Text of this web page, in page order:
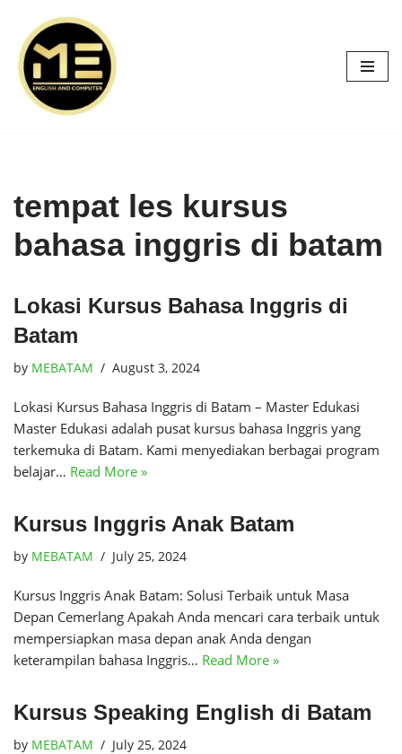
Skip
to
content
tempat les kursus
bahasa inggris di batam
Lokasi Kursus Bahasa Inggris di
Batam
by MEBATAM August 3, 2024
Lokasi Kursus Bahasa Inggris di Batam – Master Edukasi
Master Edukasi adalah pusat kursus bahasa Inggris yang
terkemuka di Batam. Kami menyediakan berbagai program
belajar… Read More »
Kursus Inggris Anak Batam
by MEBATAM July 25, 2024
Kursus Inggris Anak Batam: Solusi Terbaik untuk Masa
Depan Cemerlang Apakah Anda mencari cara terbaik untuk
mempersiapkan masa depan anak Anda dengan
keterampilan bahasa Inggris… Read More »
Kursus Speaking English di Batam
by MEBATAM July 25, 2024